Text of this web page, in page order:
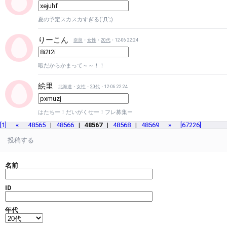
夏の予定スカスカすぎる(´Д`;)
りーこん 奈良 ・ 女性 ・ 20代 ・12-06 22:24
暇だからかまって～～！！
絵里 北海道 ・ 女性 ・ 20代 ・12-06 22:24
はたちー！だいがくせー！フレ募集ー
[1] « 48565 | 48566 | 48567| 48568 | 48569 »
[67226]
投稿する
名前
ID
年代